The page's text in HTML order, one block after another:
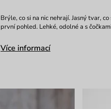
Brýle, co si na nic nehrají. Jasný tvar,
první pohled. Lehké, odolné a s
Více informací